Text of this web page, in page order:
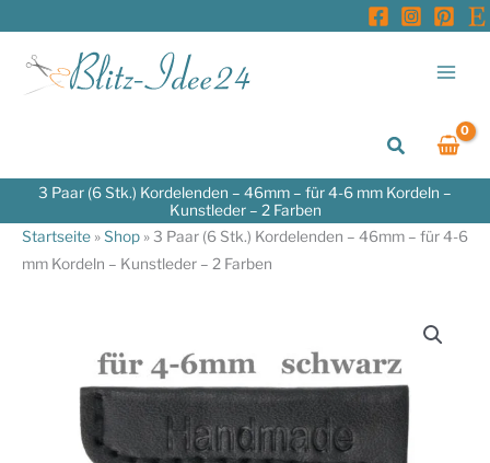
springen
Suchen
3 Paar (6 Stk.) Kordelenden – 46mm – für 4-6 mm Kordeln –
Kunstleder – 2 Farben
Startseite »Shop »3 Paar (6 Stk.) Kordelenden – 46mm – für 4-6
mm Kordeln – Kunstleder – 2 Farben